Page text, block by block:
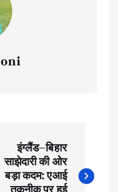
इंग्लैंड–बिहार
साझेदारी की ओर
बड़ा कदम: एआई